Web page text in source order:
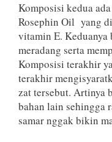
Komposisi kedua
Rosephin Oil yang
vitamin E.
meradang serta
Komposisi terakhir
terakhir
zat tersebut. Artinya
bahan lain sehingga
samar nggak bikin